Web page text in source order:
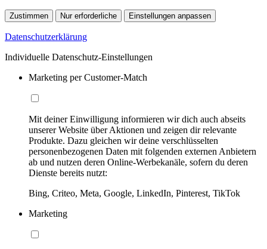
Zustimmen Nur erforderliche Einstellungen anpassen
Datenschutzerklärung
Individuelle Datenschutz-Einstellungen
Marketing per Customer-Match
Mit deiner Einwilligung informieren wir dich auch abseits
unserer Website über Aktionen und zeigen dir relevante
Produkte. Dazu gleichen wir deine verschlüsselten
personenbezogenen Daten mit folgenden externen Anbietern
ab und nutzen deren Online-Werbekanäle, sofern du deren
Dienste bereits nutzt:
Bing, Criteo, Meta, Google, LinkedIn, Pinterest, TikTok
Marketing